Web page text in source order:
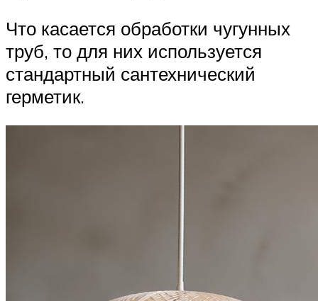
Что касается обработки чугунных
труб, то для них используется
стандартный сантехнический
герметик.